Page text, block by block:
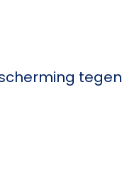
tegen